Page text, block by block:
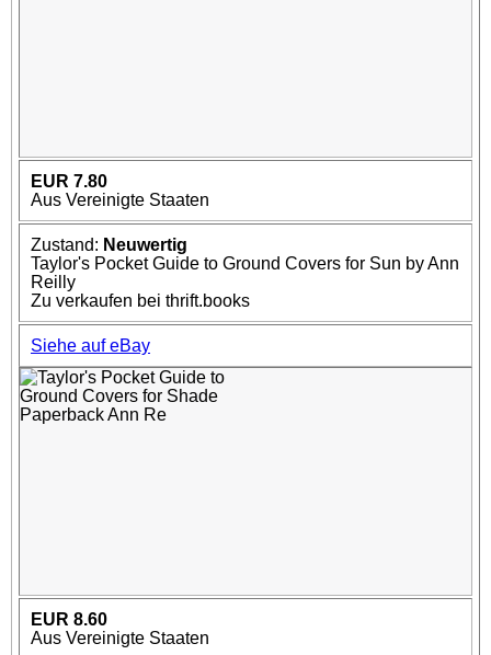
EUR 7.80
Aus Vereinigte Staaten
Zustand: Neuwertig
Taylor's Pocket Guide to Ground Covers for Sun by Ann
Reilly
Zu verkaufen bei thrift.books
Siehe auf eBay
EUR 8.60
Aus Vereinigte Staaten